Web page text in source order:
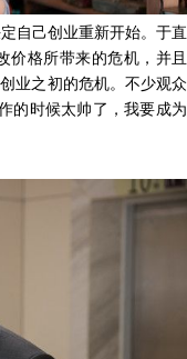
自己创业重新开始。于直
价格所带来的危机，并且
业之初的危机。不少观众
的时候太帅了，我要成为